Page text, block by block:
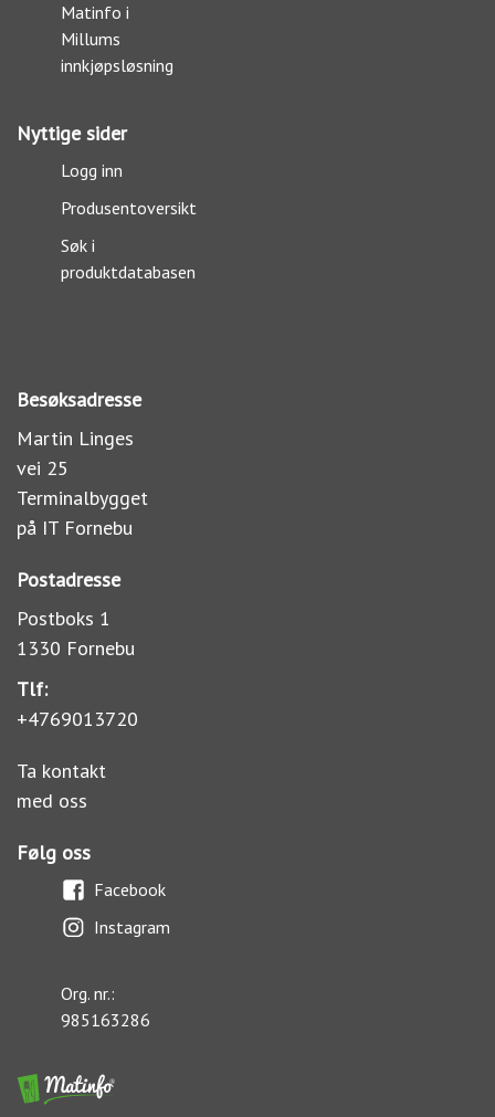
Matinfo i
Millums
innkjøpsløsning
Nyttige sider
Logg inn
Produsentoversikt
Søk i
produktdatabasen
Besøksadresse
Martin Linges
vei 25
Terminalbygget
på IT Fornebu
Postadresse
Postboks 1
1330 Fornebu
Tlf:
+4769013720
Ta kontakt
med oss
Følg oss
Facebook
Instagram
Org. nr.:
985163286